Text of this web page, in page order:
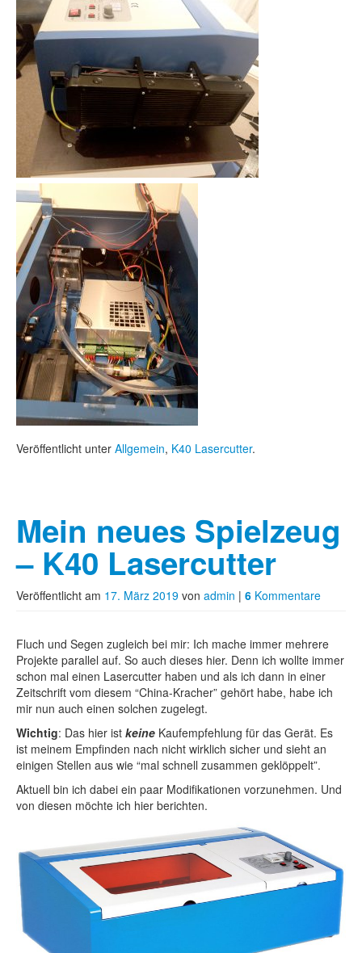
Veröffentlicht unter Allgemein, K40 Lasercutter.
Mein neues Spielzeug
– K40 Lasercutter
Veröffentlicht am 17. März 2019 von admin | 6 Kommentare
Fluch und Segen zugleich bei mir: Ich mache immer mehrere
Projekte parallel auf. So auch dieses hier. Denn ich wollte immer
schon mal einen Lasercutter haben und als ich dann in einer
Zeitschrift vom diesem “China-Kracher” gehört habe, habe ich
mir nun auch einen solchen zugelegt.
Wichtig: Das hier ist keine Kaufempfehlung für das Gerät. Es
ist meinem Empfinden nach nicht wirklich sicher und sieht an
einigen Stellen aus wie “mal schnell zusammen geklöppelt”.
Aktuell bin ich dabei ein paar Modifikationen vorzunehmen. Und
von diesen möchte ich hier berichten.